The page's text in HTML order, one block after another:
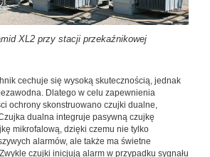
XL2 przy stacji przekaźnikowej
cechuje się wysoką skutecznością, jednak
Dlatego w celu zapewnienia
ochrony skonstruowano czujki dualne,
dualna integruje pasywną czujkę
mikrofalową, dzięki czemu nie tylko
alarmów, ale także ma świetne
czujki inicjują alarm w przypadku sygnału